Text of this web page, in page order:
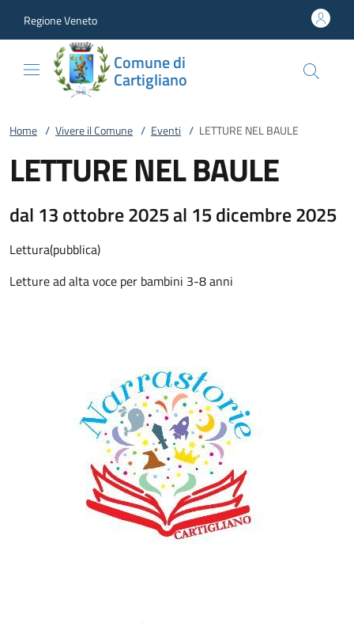
Regione Veneto
Comune di
Cartigliano
Home / Vivere il Comune / Eventi / LETTURE NEL BAULE
LETTURE NEL BAULE
dal 13 ottobre 2025 al 15 dicembre 2025
Lettura(pubblica)
Letture ad alta voce per bambini 3-8 anni